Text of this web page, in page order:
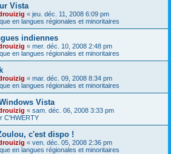
Vista
« jeu. déc. 11, 2008 6:09 pm
en langues régionales et minoritaires
indiennes
« mer. déc. 10, 2008 2:48 pm
en langues régionales et minoritaires
« mar. déc. 09, 2008 8:34 pm
en langues régionales et minoritaires
Vista
« sam. déc. 06, 2008 3:33 pm
C'HWERTY
c'est dispo !
« ven. déc. 05, 2008 2:36 pm
en langues régionales et minoritaires